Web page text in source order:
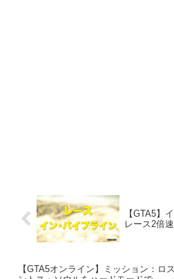
【GTA5】
レース2倍速
【GTA5オンライン】ミッション：ロ